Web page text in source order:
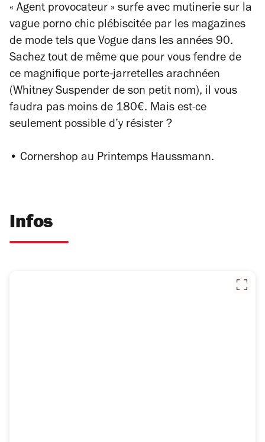
« Agent provocateur » surfe avec mutinerie sur la
vague porno chic plébiscitée par les magazines
de mode tels que Vogue dans les années 90.
Sachez tout de même que pour vous fendre de
ce magnifique porte-jarretelles arachnéen
(Whitney Suspender de son petit nom), il vous
faudra pas moins de 180€. Mais est-ce
seulement possible d’y résister ?
• Cornershop au Printemps Haussmann.
Infos